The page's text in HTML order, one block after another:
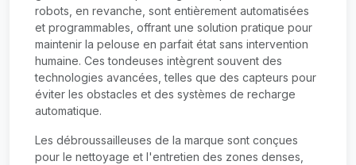
robots, en revanche, sont entièrement automatisées
et programmables, offrant une solution pratique pour
maintenir la pelouse en parfait état sans intervention
humaine. Ces tondeuses intègrent souvent des
technologies avancées, telles que des capteurs pour
éviter les obstacles et des systèmes de recharge
automatique.
Les débroussailleuses de la marque sont conçues
pour le nettoyage et l'entretien des zones denses,